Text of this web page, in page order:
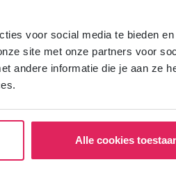
voor social media te bieden en
site met onze partners voor
andere informatie die je aan ze
Alle cookies